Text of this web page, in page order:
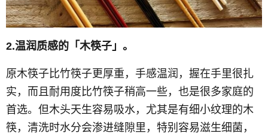
2.温润质感的「木筷子」。
原木筷子比竹筷子更厚重，手感温润，握在手里很扎
实，而且耐用度比竹筷子稍高一些，也是很多家庭的
首选。但木头天生容易吸水，尤其是有细小纹理的木
筷，清洗时水分会渗进缝隙里，特别容易滋生细菌，